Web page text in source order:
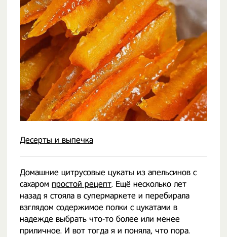
Десерты и выпечка
Домашние цитрусовые цукаты из апельсинов с
сахаром простой рецепт. Ещё несколько лет
назад я стояла в супермаркете и перебирала
взглядом содержимое полки с цукатами в
надежде выбрать что-то более или менее
приличное. И вот тогда я и поняла, что пора.